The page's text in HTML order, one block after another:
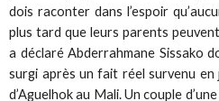
dois raconter dans l’espoir
plus tard que leurs parents
a déclaré Abderrahmane Sissako
surgi après un fait réel survenu
d’Aguelhok au Mali. Un couple